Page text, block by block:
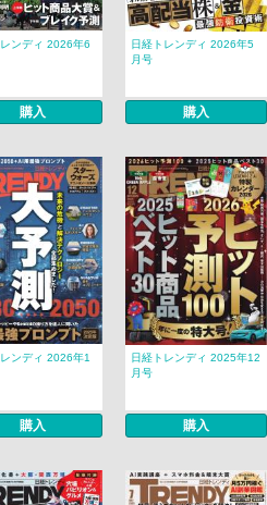
ンディ 2026年6
購入
日経トレンディ 2026年5
月号
購入
ンディ 2026年1
購入
日経トレンディ 2025年12
月号
購入